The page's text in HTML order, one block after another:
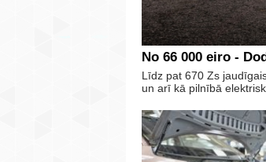
No 66 000 eiro -
Līdz pat 670 Zs
un arī kā pilnībā